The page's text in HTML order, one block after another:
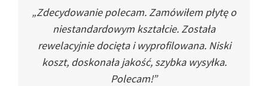
„Zdecydowanie polecam. Zamówiłem płytę o
niestandardowym kształcie. Została
rewelacyjnie docięta i wyprofilowana. Niski
koszt, doskonała jakość, szybka wysyłka.
Polecam!”